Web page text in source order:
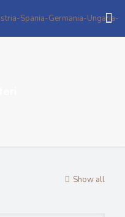
Show all